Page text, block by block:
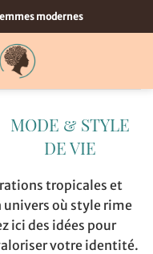
modernes
MODE & STYLE
DE VIE
tropicales et
univers où style rime
ici des idées pour
votre identité.